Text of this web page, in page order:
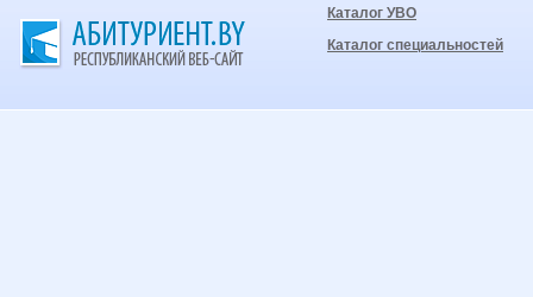
Каталог УВО
Каталог специальностей